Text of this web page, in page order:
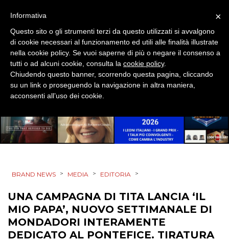
RADIO / AUDIO
TV
DATI
PREVISIONI/SCENARI
NORMATIVE
TREND
BRAND NEWS > MEDIA > EDITORIA >
UNA CAMPAGNA DI TITA LANCIA ‘IL
MIO PAPA’, NUOVO SETTIMANALE DI
MONDADORI INTERAMENTE
DEDICATO AL PONTEFICE. TIRATURA
×
Informativa
Questo sito o gli strumenti terzi da questo utilizzati si avvalgono
di cookie necessari al funzionamento ed utili alle finalità illustrate
nella cookie policy. Se vuoi saperne di più o negare il consenso a
tutti o ad alcuni cookie, consulta la cookie policy.
Chiudendo questo banner, scorrendo questa pagina, cliccando
su un link o proseguendo la navigazione in altra maniera,
acconsenti all’uso dei cookie.